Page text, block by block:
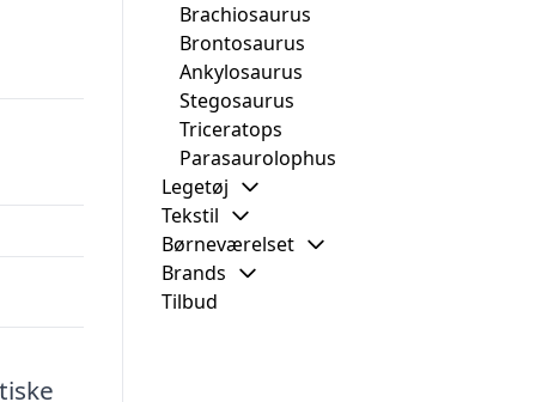
Brachiosaurus
Brontosaurus
Ankylosaurus
Stegosaurus
Triceratops
Parasaurolophus
Legetøj
Tekstil
Børneværelset
Brands
Tilbud